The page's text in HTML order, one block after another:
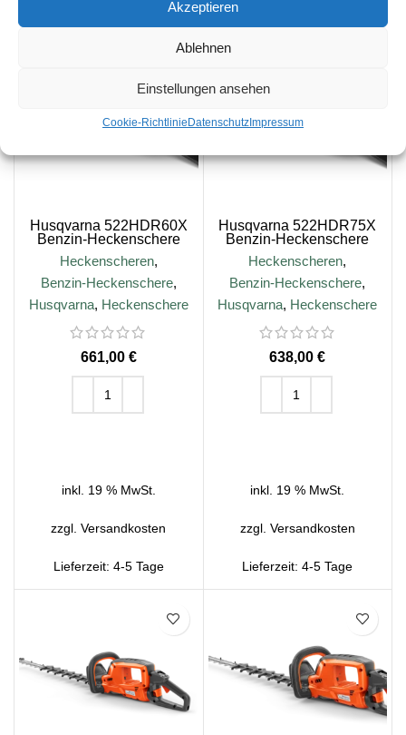
Akzeptieren
Ablehnen
Einstellungen ansehen
Cookie-Richtlinie Datenschutz Impressum
Husqvarna 522HDR60X
Benzin-Heckenschere
Heckenscheren,
Benzin-Heckenschere,
Husqvarna, Heckenschere
€
inkl. 19 % MwSt.
zzgl.Versandkosten
Lieferzeit: 4-5 Tage
Husqvarna 522HDR75X
Benzin-Heckenschere
Heckenscheren,
Benzin-Heckenschere,
Husqvarna, Heckenschere
€
inkl. 19 % MwSt.
zzgl. Versandkosten
Lieferzeit:4-5 Tage